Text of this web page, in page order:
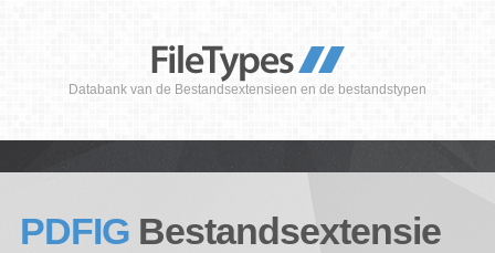
Databank van de Bestandsextensieen en de bestandstypen
PDFIG Bestandsextensie